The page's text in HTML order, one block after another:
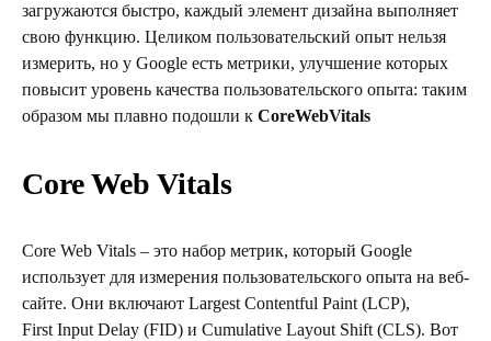
загружаются быстро, каждый элемент дизайна выполняет
свою функцию. Целиком пользовательский опыт нельзя
измерить, но у Google есть метрики, улучшение которых
повысит уровень качества пользовательского опыта: таким
образом мы плавно подошли к CoreWebVitals
Core Web Vitals
Core Web Vitals – это набор метрик, который Google
использует для измерения пользовательского опыта на веб-
сайте. Они включают Largest Contentful Paint (LCP),
First Input Delay (FID) и Cumulative Layout Shift (CLS). Вот